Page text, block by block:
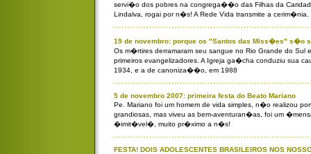
servi�o dos pobres na congrega��o das Filhas da
Lindalva, rogai por n�s! A Rede Vida transmite a cerim�nia.
19 de novembro: porque os "Santos das Miss�es" s�o
Os m�rtires derramaram seu sangue no Rio Grande do Sul
primeiros evangelizadores. A Igreja ga�cha conduziu sua
1934, e a de canoniza��o, em 1988
5 de novembro 2007: primeira festa do Beato Mariano
Pe. Mariano foi um homem de vida simples, n�o realizou
grandiosas, mas viveu as bem-aventuran�as, foi um
�imit�vel�, muito pr�ximo a n�s!
FESTA! DOIS ADOLESCENTES BRASILEIROS NOS